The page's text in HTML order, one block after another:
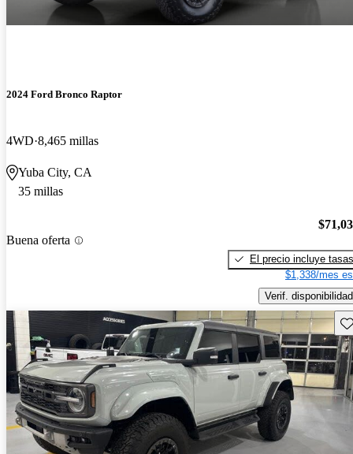
2024 Ford Bronco Raptor
4WD 8,465 millas
Yuba City, CA
35 millas
Buena oferta
El precio incluye tasas
$1,338/mes
Verif. disponibilidad